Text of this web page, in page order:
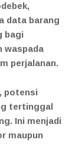
data barang
bagi
waspada
perjalanan.
potensi
tertinggal
Ini menjadi
maupun